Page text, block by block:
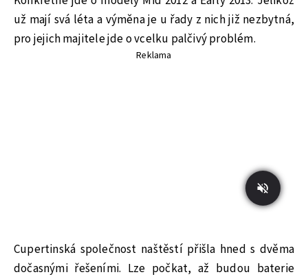
už mají svá léta a výměna je u řady z nich již nezbytná,
pro jejich majitele jde o vcelku palčivý problém.
Reklama
Cupertinská společnost naštěstí přišla hned s dvěma
dočasnými řešeními. Lze počkat, až budou baterie